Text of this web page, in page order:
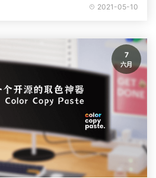
2021-05-10
7
六月